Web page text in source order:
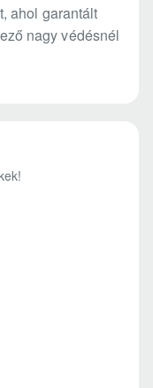
ahol garantált
nagy védésnél